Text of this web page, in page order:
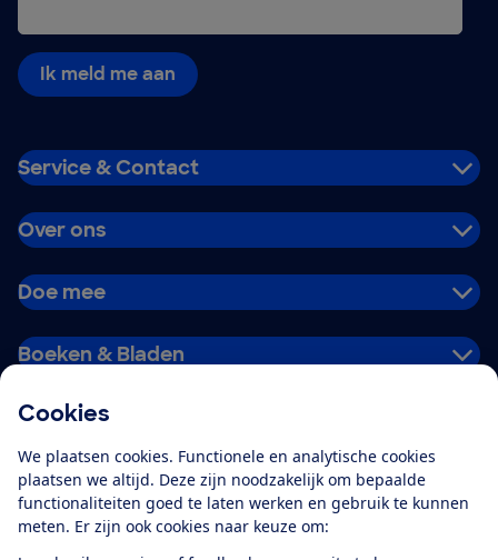
Cookies
We plaatsen cookies. Functionele en analytische cookies
plaatsen we altijd. Deze zijn noodzakelijk om bepaalde
functionaliteiten goed te laten werken en gebruik te kunnen
meten. Er zijn ook cookies naar keuze om:
Ik meld me aan
Service & Contact
Over ons
Doe mee
Boeken & Bladen
Alles over de